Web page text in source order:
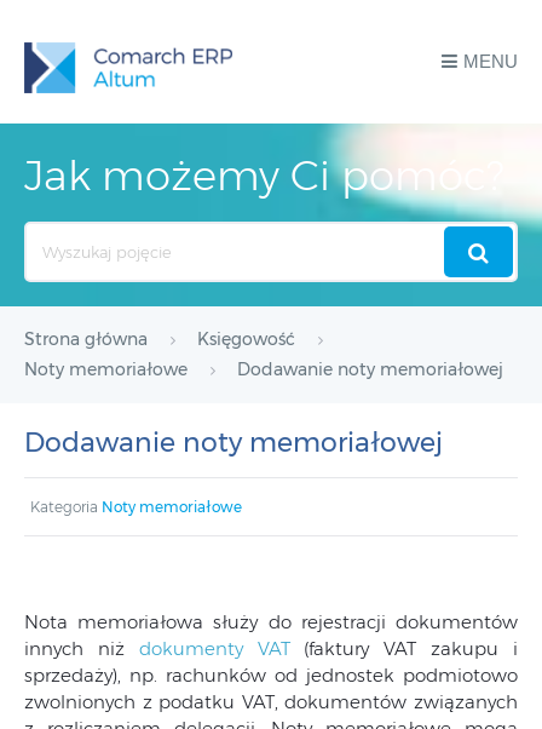
MENU
Jak możemy Ci pomóc?
Strona główna
Księgowość
Noty memoriałowe
Dodawanie noty memoriałowej
Dodawanie noty memoriałowej
Kategoria Noty memoriałowe
Nota memoriałowa służy do rejestracji dokumentów
innych niż dokumenty VAT(faktury VAT zakupu i
sprzedaży), np. rachunków od jednostek podmiotowo
zwolnionych z podatku VAT, dokumentów związanych